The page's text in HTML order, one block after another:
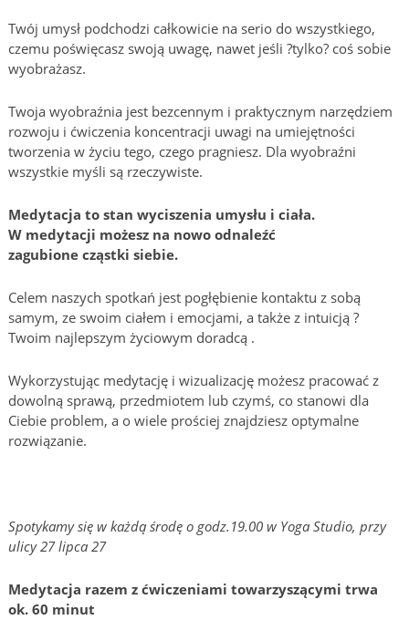
Twój umysł podchodzi całkowicie na serio do wszystkiego,
czemu poświęcasz swoją uwagę, nawet jeśli ?tylko? coś sobie
wyobrażasz.
Twoja wyobraźnia jest bezcennym i praktycznym narzędziem
rozwoju i ćwiczenia koncentracji uwagi na umiejętności
tworzenia w życiu tego, czego pragniesz. Dla wyobraźni
wszystkie myśli są rzeczywiste.
Medytacja to stan wyciszenia umysłu i ciała.
W medytacji możesz na nowo odnaleźć
zagubione cząstki siebie.
Celem naszych spotkań jest pogłębienie kontaktu z sobą
samym, ze swoim ciałem i emocjami, a także z intuicją ?
Twoim najlepszym życiowym doradcą .
Wykorzystując medytację i wizualizację możesz pracować z
dowolną sprawą, przedmiotem lub czymś, co stanowi dla
Ciebie problem, a o wiele prościej znajdziesz optymalne
rozwiązanie.
Spotykamy się w każdą środę o godz.19.00 w Yoga Studio, przy
ulicy 27 lipca 27
Medytacja razem z ćwiczeniami towarzyszącymi trwa
ok. 60 minut